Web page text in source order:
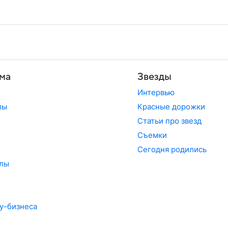
бизнеса
Звезды
Интервью
Красные дорожки
Статьи про звезд
Съемки
Сегодня родились